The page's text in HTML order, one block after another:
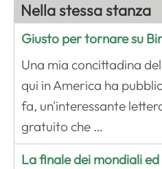
Nella stessa stanza
Giusto per tornare su
Una mia concittadina
qui in America ha
fa, un'interessante
gratuito che …
La finale dei mondiali